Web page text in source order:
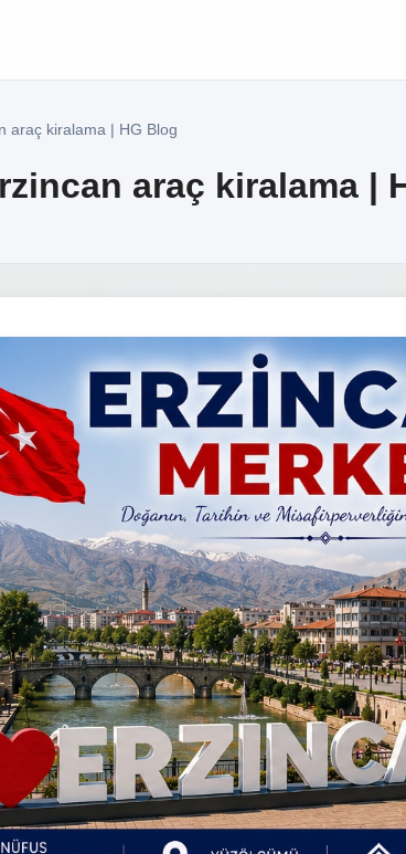
araç kiralama | HG Blog
araç kiralama |